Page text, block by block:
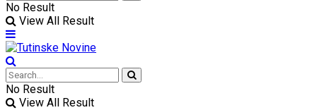
No Result
View All Result
No Result
View All Result